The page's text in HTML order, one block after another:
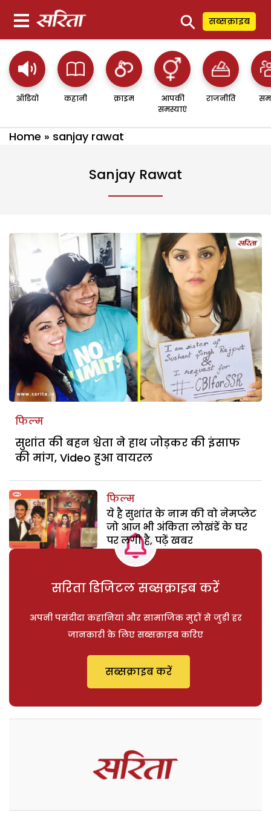
⚲ सब्सक्राइब
ऑडियो कहानी क्राइम
आपकी
समस्याएं
राजनीति
Home » sanjay rawat
Sanjay Rawat
फिल्म
सुशांत की बहन श्वेता ने हाथ जोड़कर की इंसाफ
की मांग, Video हुआ वायरल
फिल्म
ये है सुशांत के नाम की वो नेमप्लेट
जो आज भी अंकिता लोखंडें के घर
पर लगी है, पढ़ें खबर
सरिता डिजिटल सब्सक्राइब करें
अपनी पसंदीदा कहानियां और सामाजिक मुद्दों से जुड़ी हर
जानकारी के लिए सब्सक्राइब करिए
सब्सक्राइब करें